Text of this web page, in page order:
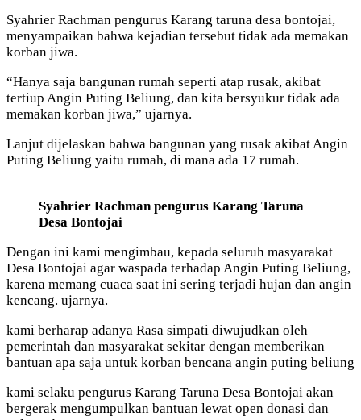
Syahrier Rachman pengurus Karang taruna desa bontojai,
menyampaikan bahwa kejadian tersebut tidak ada memakan
korban jiwa.
“Hanya saja bangunan rumah seperti atap rusak, akibat
tertiup Angin Puting Beliung, dan kita bersyukur tidak ada
memakan korban jiwa,” ujarnya.
Lanjut dijelaskan bahwa bangunan yang rusak akibat Angin
Puting Beliung yaitu rumah, di mana ada 17 rumah.
Syahrier Rachman pengurus Karang Taruna
Desa Bontojai
Dengan ini kami mengimbau, kepada seluruh masyarakat
Desa Bontojai agar waspada terhadap Angin Puting Beliung,
karena memang cuaca saat ini sering terjadi hujan dan angin
kencang. ujarnya.
kami berharap adanya Rasa simpati diwujudkan oleh
pemerintah dan masyarakat sekitar dengan memberikan
bantuan apa saja untuk korban bencana angin puting beliung
kami selaku pengurus Karang Taruna Desa Bontojai akan
bergerak mengumpulkan bantuan lewat open donasi dan